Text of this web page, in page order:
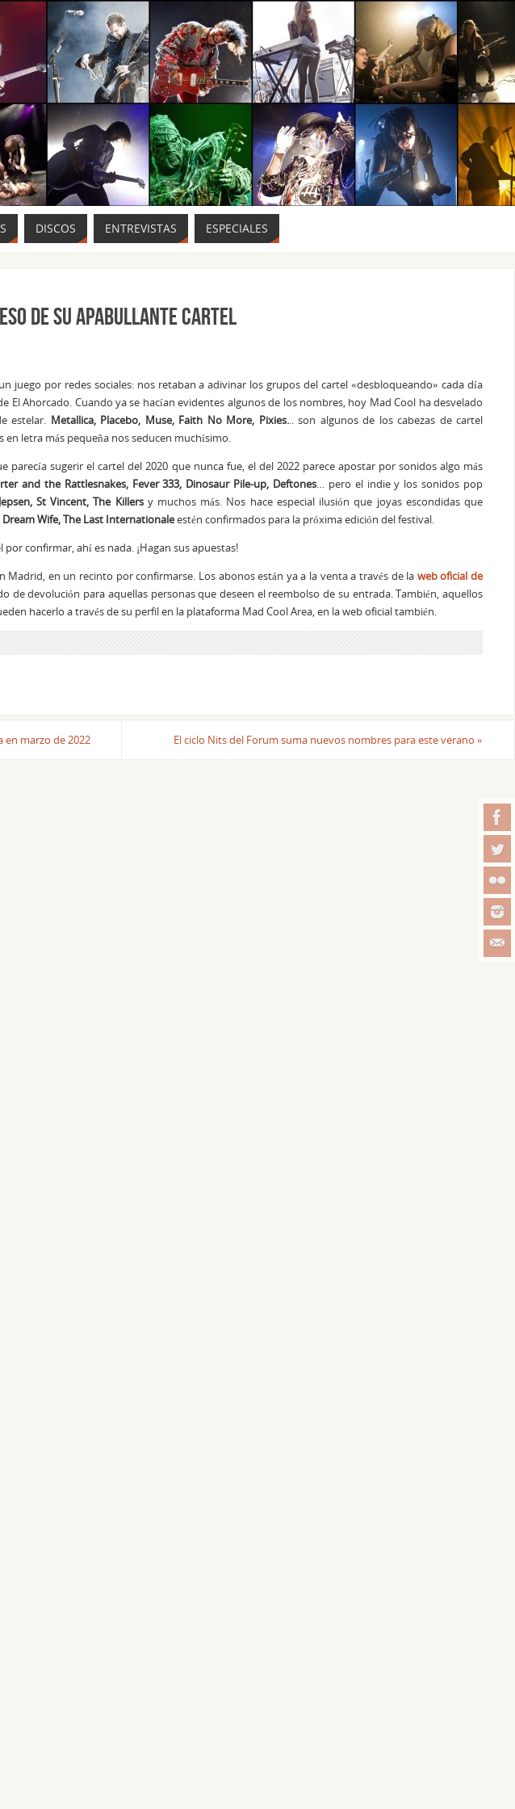
DISCOS ENTREVISTAS ESPECIALES
de su apabullante cartel
juego por redes sociales: nos retaban a adivinar los grupos del cartel «desbloqueando» cada día
El Ahorcado. Cuando ya se hacían evidentes algunos de los nombres, hoy Mad Cool ha desvelado
estelar. Metallica, Placebo, Muse, Faith No More, Pixies... son algunos de los cabezas de cartel
letra más pequeña nos seducen muchísimo.
sugerir el cartel del 2020 que nunca fue, el del 2022 parece apostar por sonidos algo más
and the Rattlesnakes, Fever 333, Dinosaur Pile-up, Deftones… pero el indie y los sonidos pop
St Vincent, The Killersy muchos más. Nos hace especial ilusión que joyas escondidas que
Dream Wife, The Last Internationaleestén confirmados para la próxima edición del festival.
confirmar, ahí es nada. ¡Hagan sus apuestas!
Madrid, en un recinto por confirmarse. Los abonos están ya a la venta a través de la web oficial de
de devolución para aquellas personas que deseen el reembolso de su entrada. También, aquellos
hacerlo a través de su perfil en la plataforma Mad Cool Area, en la web oficial también.
en marzo de 2022 El ciclo Nits del Forum suma nuevos nombres para este verano »